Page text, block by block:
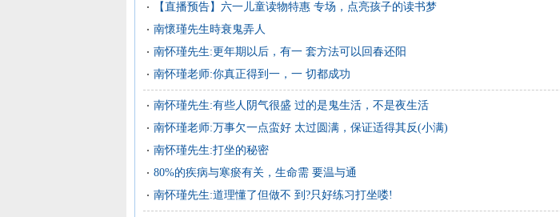
【直播预告】六一儿童读物特惠 专场，点亮孩子的读书梦
南懷瑾先生時衰鬼弄人
南怀瑾先生:更年期以后，有一 套方法可以回春还阳
南怀瑾老师:你真正得到一，一 切都成功
南怀瑾先生:有些人阴气很盛 过的是鬼生活，不是夜生活
南怀瑾老师:万事欠一点蛮好 太过圆满，保证适得其反(小满)
南怀瑾先生:打坐的秘密
80%的疾病与寒瘀有关，生命需 要温与通
南怀瑾先生:道理懂了但做不 到?只好练习打坐喽!